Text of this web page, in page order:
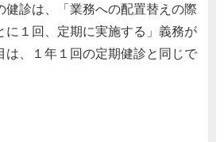
診は、「業務への配置替えの際
に１回、定期に実施する」義務が
は、１年１回の定期健診と同じで